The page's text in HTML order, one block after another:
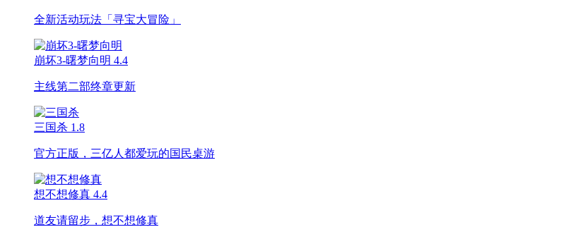
全新活动玩法「寻宝大冒险」
崩坏3-曙梦向明 4.4
主线第二部终章更新
三国杀 1.8
官方正版，三亿人都爱玩的国民桌游
想不想修真 4.4
道友请留步，想不想修真